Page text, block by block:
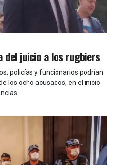
del juicio a los rugbiers
policías y funcionarios podrían
los ocho acusados, en el inicio